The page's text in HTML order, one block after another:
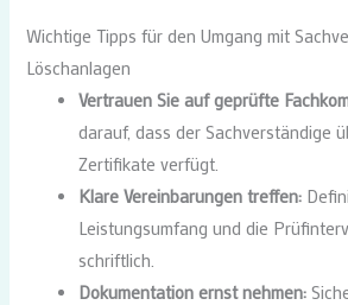
Wichtige Tipps für den Umgang mit
Löschanlagen
Vertrauen Sie auf geprüfte
darauf, dass der Sachverständige
Zertifikate verfügt.
Klare Vereinbarungen treffen:
Leistungsumfang und die
schriftlich.
Dokumentation ernst nehmen: